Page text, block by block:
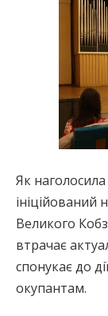
Як
Великого
втрачає
спонукає до
окупантам.